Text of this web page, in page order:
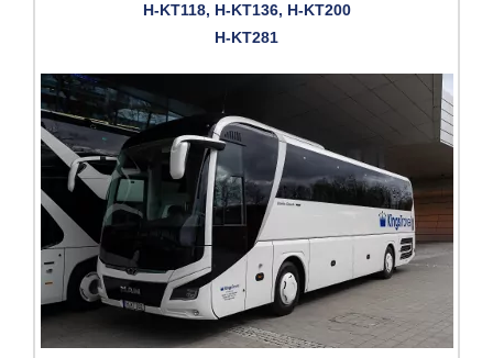
H-KT118, H-KT136, H-KT200
H-KT281